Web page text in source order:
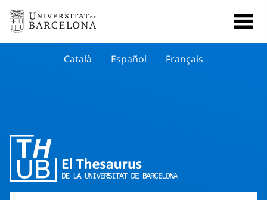
Català Español Français